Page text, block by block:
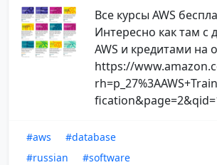
Все курсы AWS
Интересно как там с
AWS и кредитами на
https://
#aws
#database
#russian
#software